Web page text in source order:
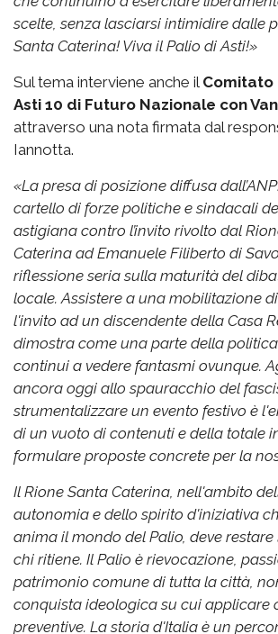
scelte, senza lasciarsi intimidire dalle
Santa Caterina! Viva il Palio di Asti!»
Sul tema interviene anche il Comitato
Asti 10 di Futuro Nazionale con
attraverso una nota firmata dal
Iannotta.
«La presa di posizione diffusa
cartello di forze politiche e sindacali
astigiana contro l’invito rivolto dal
Caterina ad Emanuele Filiberto di
riflessione seria sulla maturità del
locale. Assistere a una mobilitazione
l'invito ad un discendente della Casa
dimostra come una parte della
continui a vedere fantasmi ovunque.
ancora oggi allo spauracchio del
strumentalizzare un evento festivo è
di un vuoto di contenuti e della totale
formulare proposte concrete per la
Il Rione Santa Caterina, nell'ambito
autonomia e dello spirito d'iniziativa
anima il mondo del Palio, deve
chi ritiene. Il Palio è rievocazione,
patrimonio comune di tutta la città,
conquista ideologica su cui applicare
preventive. La storia d'Italia è un